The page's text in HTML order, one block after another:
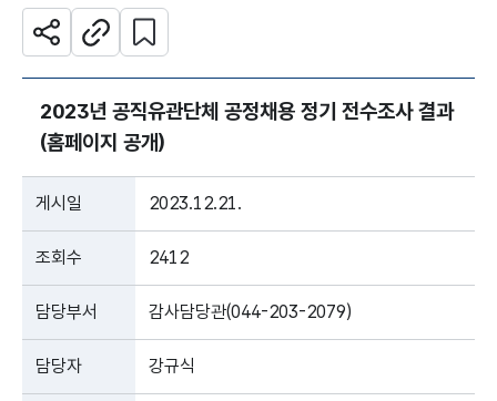
공유하기주소복사
관심 콘텐츠 설정하기
2023년 공직유관단체 공정채용 정기 전수조사 결과
(홈페이지 공개)
게시일 2023.12.21.
조회수 2412
담당부서 감사담당관(044-203-2079)
담당자 강규식